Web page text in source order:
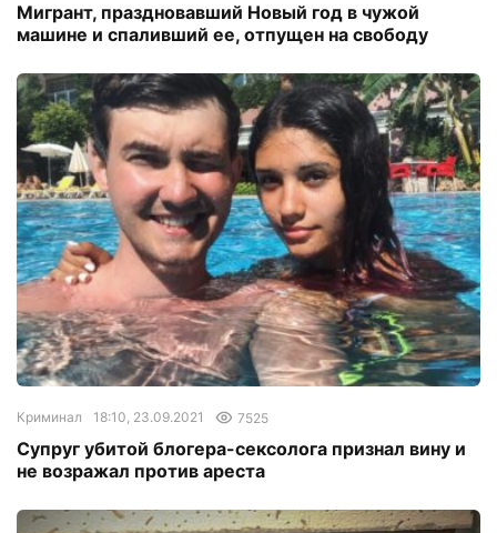
Мигрант, праздновавший Новый год в чужой
машине и спаливший ее, отпущен на свободу
Криминал 18:10, 23.09.2021 7525
Супруг убитой блогера-сексолога признал вину и
не возражал против ареста